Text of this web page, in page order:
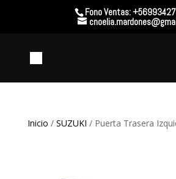
Fono Ventas:
Inicio / SUZUKI / Puerta Trasera